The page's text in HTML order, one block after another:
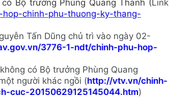
Bộ trưởng Phùng Quang Thanh (Link
chinh-phu-thuong-ky-thang-
Tấn Dũng chủ trì vào ngày 02-
3776-1-ndt/chinh-phu-hop-
có Bộ trưởng Phùng Quang
người khác ngồi (http://vtv.vn/chinh-
cuc-20150629125145044.htm)